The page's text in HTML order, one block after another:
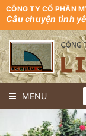
CÔNG TY CỔ PHẦN
Câu chuyện tình
MENU